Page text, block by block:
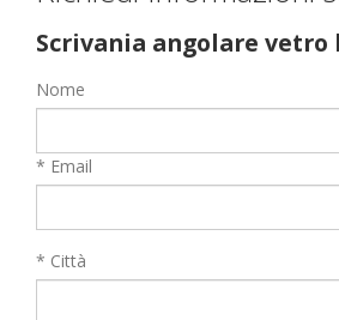
Scrivania angolare vetro
Nome
* Email
* Città